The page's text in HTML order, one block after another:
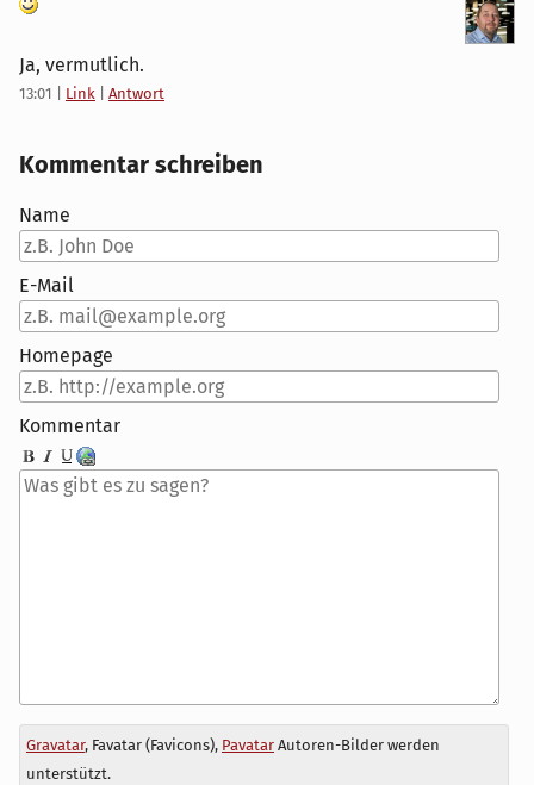
Ja, vermutlich.
13:01 Link Antwort
Kommentar schreiben
Name
E-Mail
Homepage
Kommentar
Antwort
zu
Gravatar, Favatar (Favicons), PavatarAutoren-Bilder werden
unterstützt.